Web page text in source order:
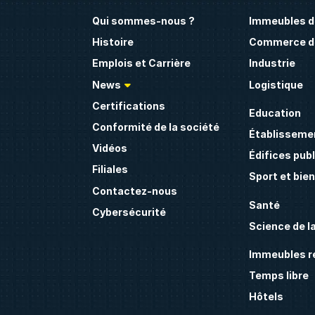
Qui sommes-nous ?
Histoire
Emplois et Carrière
News
Certifications
Conformité de la société
Vidéos
Filiales
Contactez-nous
Cybersécurité
Immeubles
Commerce
Industrie
Logistique
Education
Édifices
Sport et
Santé
Science de
Immeubles
Temps libre
Hôtels